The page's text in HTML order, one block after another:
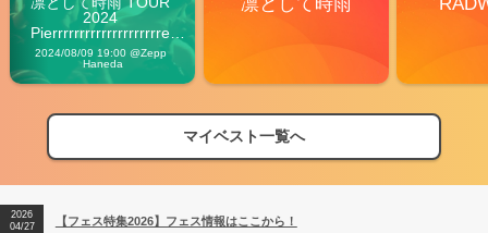
2024
Pierrrrrrrrrrrrrrrrrrrre
Vibes
2024/08/09 19:00 @Zepp
Haneda
マイベスト一覧へ
【フェス特集2026】フェス情報はここから！
【ライブ動員ランキング】2026年上半期編発表！
2026
04/27
【フェス特集2026】フェス情報はここから！